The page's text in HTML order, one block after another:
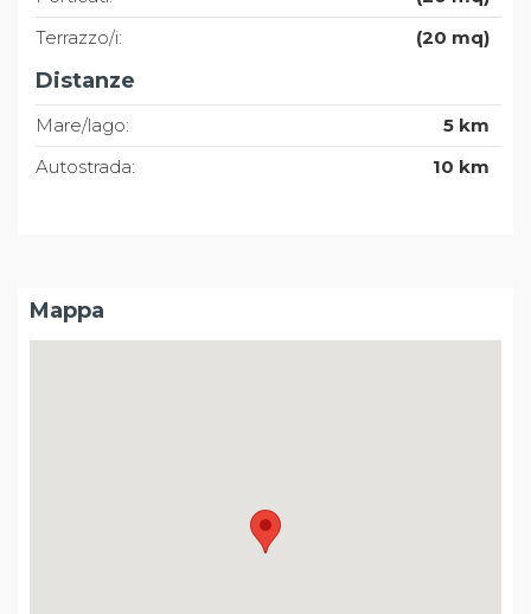
Terrazzo/i:
(20 mq)
Distanze
Mare/lago:
5 km
Autostrada:
10 km
Mappa